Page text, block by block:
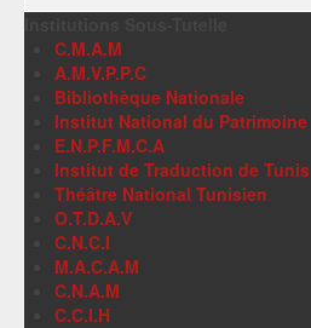
C.M.A.M
A.M.V.P.P.C
Bibliothèque Nationale
Institut National du Patrimoine
E.N.P.F.M.C.A
Institut de Traduction de Tunis
Théâtre National Tunisien
O.T.D.A.V
C.N.C.I
M.A.C.A.M
C.N.A.M
C.C.I.H